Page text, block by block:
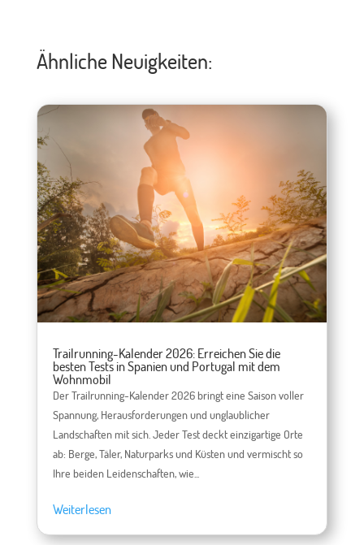
Ähnliche Neuigkeiten:
Trailrunning-Kalender 2026: Erreichen Sie die
besten Tests in Spanien und Portugal mit dem
Wohnmobil
Der Trailrunning-Kalender 2026 bringt eine Saison voller
Spannung, Herausforderungen und unglaublicher
Landschaften mit sich. Jeder Test deckt einzigartige Orte
ab: Berge, Täler, Naturparks und Küsten und vermischt so
Ihre beiden Leidenschaften, wie...
Weiterlesen